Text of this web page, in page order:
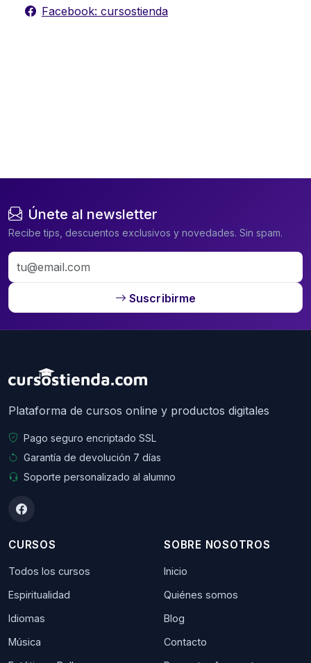
Facebook: cursostienda
Únete al newsletter
Recibe tips, descuentos exclusivos y novedades. Sin spam.
Suscribirme
Plataforma de cursos online y productos digitales
Pago seguro encriptado SSL
Garantía de devolución 7 días
Soporte personalizado al alumno
CURSOS
Todos los cursos
Espiritualidad
Idiomas
Música
SOBRE NOSOTROS
Inicio
Quiénes somos
Blog
Contacto